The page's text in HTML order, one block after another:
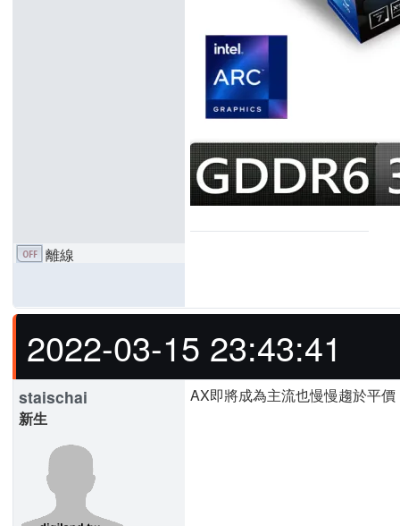
離線
2022-03-15 23:43:41
staischai
新生
AX即將成為主流也慢慢趨於平